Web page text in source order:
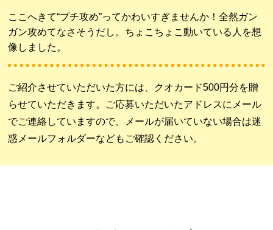
ここへきて“プチ攻め”ってかわいすぎませんか！全然ガン
ガン攻めてなさそうだし。ちょこちょこ動いている人を想
像しました。
ご紹介させていただいた方には、クオカード500円分を贈
らせていただきます。ご応募いただいたアドレスにメール
でご連絡していますので、メールが届いていない場合は迷
惑メールフォルダーなどもご確認ください。